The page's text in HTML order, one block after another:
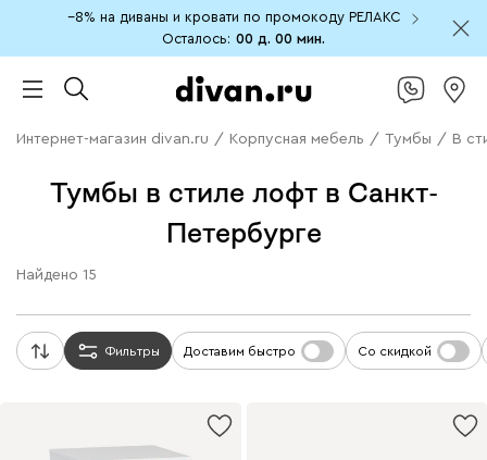
−8% на диваны и кровати по промокоду РЕЛАКС
Осталось: 00 д. 00 мин.
Интернет-магазин divan.ru / Корпусная мебель / Тумбы / В
Тумбы в стиле лофт в Санкт-
Петербурге
Найдено 15
Фильтры Доставим быстро Со скидкой